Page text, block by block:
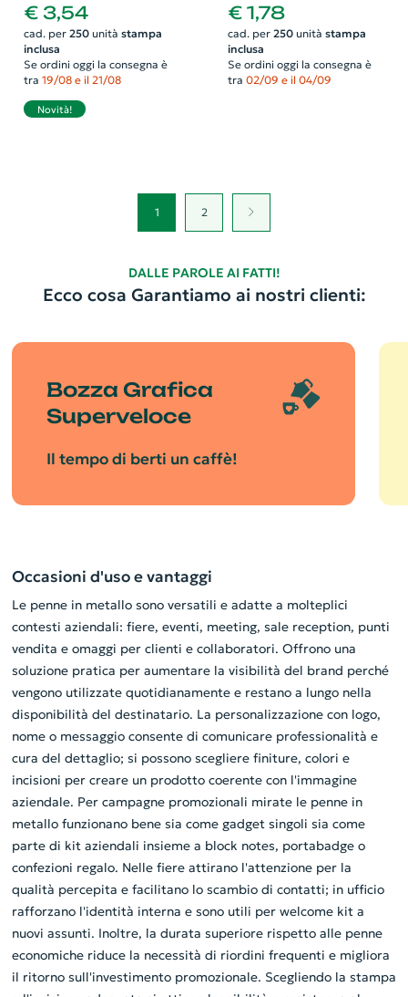
nero
€ 3,54
cad. per 250unità stampa
inclusa
Se ordini oggi la consegna è
tra 19/08 e il 21/08
Novità!
in alluminio riciclato refill
nero
€ 1,78
cad. per 250unità stampa
inclusa
Se ordini oggi la consegna è
tra 02/09 e il 04/09
1 2
DALLE PAROLE AI FATTI!
Ecco cosa Garantiamo ai nostri clienti:
Bozza Grafica
Superveloce
Il tempo di berti un caffè!
Occasioni d'uso e vantaggi
Le penne in metallo sono versatili e adatte a molteplici
contesti aziendali: fiere, eventi, meeting, sale reception, punti
vendita e omaggi per clienti e collaboratori. Offrono una
soluzione pratica per aumentare la visibilità del brand perché
vengono utilizzate quotidianamente e restano a lungo nella
disponibilità del destinatario. La personalizzazione con logo,
nome o messaggio consente di comunicare professionalità e
cura del dettaglio; si possono scegliere finiture, colori e
incisioni per creare un prodotto coerente con l'immagine
aziendale. Per campagne promozionali mirate le penne in
metallo funzionano bene sia come gadget singoli sia come
parte di kit aziendali insieme a block notes, portabadge o
confezioni regalo. Nelle fiere attirano l'attenzione per la
qualità percepita e facilitano lo scambio di contatti; in ufficio
rafforzano l'identità interna e sono utili per welcome kit a
nuovi assunti. Inoltre, la durata superiore rispetto alle penne
economiche riduce la necessità di riordini frequenti e migliora
il ritorno sull'investimento promozionale. Scegliendo la stampa